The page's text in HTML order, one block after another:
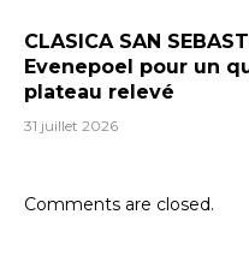
CLASICA SAN
Evenepoel pour un
plateau relevé
31 juillet 2026
Comments are closed.